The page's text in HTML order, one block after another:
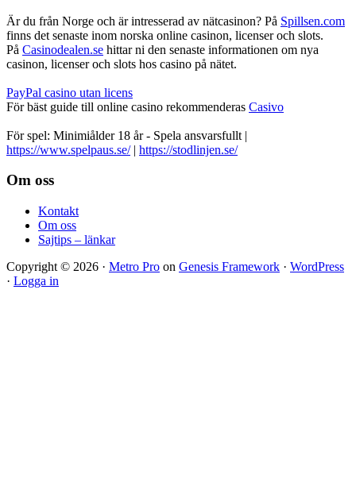
Är du från Norge och är intresserad av nätcasinon? På Spillsen.com
finns det senaste inom norska online casinon, licenser och slots.
På Casinodealen.se hittar ni den senaste informationen om nya
casinon, licenser och slots hos casino på nätet.
PayPal casino utan licens
För bäst guide till online casino rekommenderas Casivo
För spel: Minimiålder 18 år - Spela ansvarsfullt |
https://www.spelpaus.se/| https://stodlinjen.se/
Footer
Om oss
Kontakt
Om oss
Sajtips – länkar
Copyright © 2026 · Metro Pro on Genesis Framework · WordPress
· Logga in